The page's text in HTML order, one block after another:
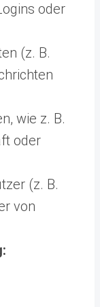
oder
(z. B.
wie z. B.
oder
(z. B.
von